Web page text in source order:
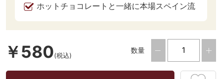
ホットチョコレートと一緒に本場スペイン流
￥580(税込)
数量